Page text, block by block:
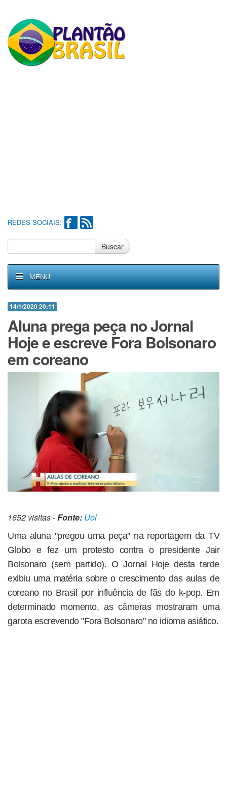
REDES SOCIAIS:
Buscar
MENU
14/1/2020 20:11
Aluna prega peça no Jornal
Hoje e escreve Fora Bolsonaro
em coreano
1652 visitas -Fonte: Uol
Uma aluna "pregou uma peça" na reportagem da TV
Globo e fez um protesto contra o presidente Jair
Bolsonaro (sem partido). O Jornal Hoje desta tarde
exibiu uma matéria sobre o crescimento das aulas de
coreano no Brasil por influência de fãs do k-pop. Em
determinado momento, as câmeras mostraram uma
garota escrevendo "Fora Bolsonaro" no idioma asiático.